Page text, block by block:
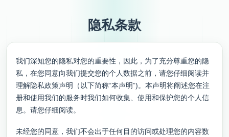
隐私条款
我们深知您的隐私对您的重要性，因此，为了充分尊重您的隐
私，在您同意向我们提交您的个人数据之前，请您仔细阅读并
理解隐私政策声明（以下简称“本声明”)。本声明将阐述您在注
册和使用我们的服务时我们如何收集、使用和保护您的个人信
息。请您仔细阅读。
未经您的同意，我们不会出于任何目的访问或处理您的内容数